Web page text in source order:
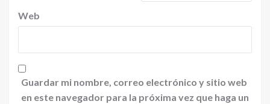
Web
Guardar mi nombre, correo electrónico y sitio web
en este navegador para la próxima vez que haga un